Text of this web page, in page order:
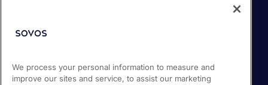
Sala de Imprensa
We process your personal information to measure and
improve our sites and service, to assist our marketing